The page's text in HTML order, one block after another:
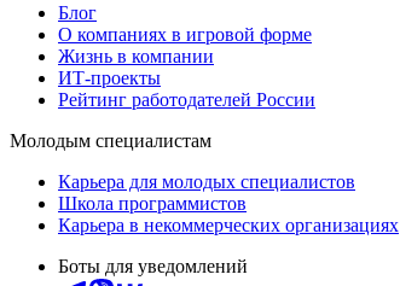
Блог
О компаниях в игровой форме
Жизнь в компании
ИТ-проекты
Рейтинг работодателей России
Молодым специалистам
Карьера для молодых специалистов
Школа программистов
Карьера в некоммерческих организациях
Боты для уведомлений